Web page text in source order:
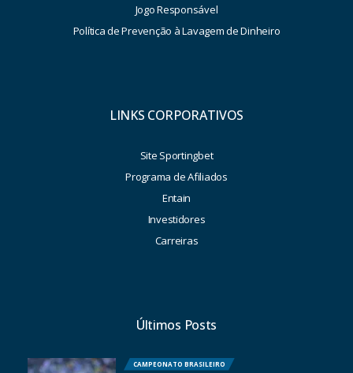
Jogo Responsável
Política de Prevenção à Lavagem de Dinheiro
LINKS CORPORATIVOS
Site Sportingbet
Programa de Afiliados
Entain
Investidores
Carreiras
Últimos Posts
CAMPEONATO BRASILEIRO